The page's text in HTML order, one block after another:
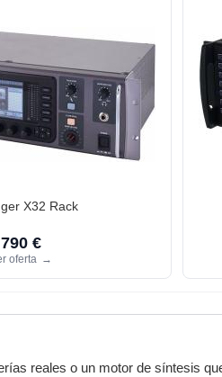
X32 Rack
790 €
oferta →
reales o un motor de síntesis